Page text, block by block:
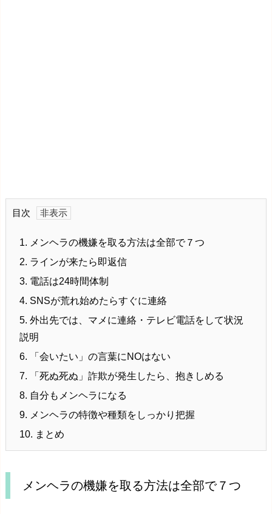
目次
1. メンヘラの機嫌を取る方法は全部で７つ
2. ラインが来たら即返信
3. 電話は24時間体制
4. SNSが荒れ始めたらすぐに連絡
5. 外出先では、マメに連絡・テレビ電話をして状況
説明
6. 「会いたい」の言葉にNOはない
7. 「死ぬ死ぬ」詐欺が発生したら、抱きしめる
8. 自分もメンヘラになる
9. メンヘラの特徴や種類をしっかり把握
10. まとめ
メンヘラの機嫌を取る方法は全部で７つ